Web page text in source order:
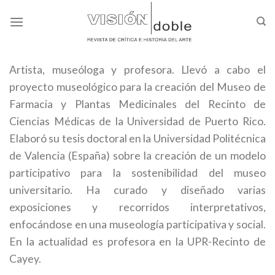
Artista, museóloga y profesora. Llevó a cabo el
proyecto museológico para la creación del Museo de
Farmacia y Plantas Medicinales del Recinto de
Ciencias Médicas de la Universidad de Puerto Rico.
Elaboró su tesis doctoral en la Universidad Politécnica
de Valencia (España) sobre la creación de un modelo
participativo para la sostenibilidad del museo
universitario. Ha curado y diseñado varias
exposiciones y recorridos interpretativos,
enfocándose en una museología participativa y social.
En la actualidad es profesora en la UPR-Recinto de
Cayey.